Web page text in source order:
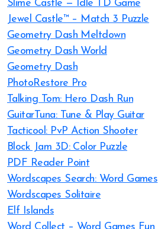
Slime Castle — Idle TD Game
Jewel Castle™ – Match 3 Puzzle
Geometry Dash Meltdown
Geometry Dash World
Geometry Dash
PhotoRestore Pro
Talking Tom: Hero Dash Run
GuitarTuna: Tune & Play Guitar
Tacticool: PvP Action Shooter
Block Jam 3D: Color Puzzle
PDF Reader Point
Wordscapes Search: Word Games
Wordscapes Solitaire
Elf Islands